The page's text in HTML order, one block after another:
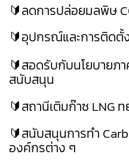
🔰ลดการปล่อยมลพิษ
🔰อุปกรณ์และการติดตั้
🔰สอดรับกับนโยบายภ
สนับสนุน
🔰สถานีเติมก๊าซ LNG
🔰สนับสนุนการทำ
องค์กรต่าง ๆ